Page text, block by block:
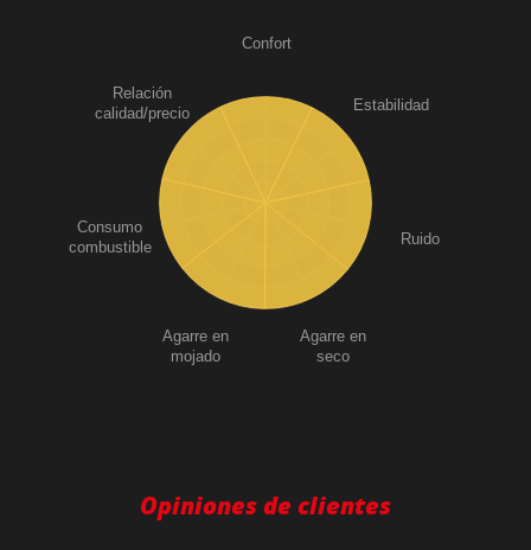
Confort
Estabilidad
Ruido
Agarre en
seco
Agarre en
mojado
Consumo
combustible
Relación
calidad/precio
Opiniones de clientes